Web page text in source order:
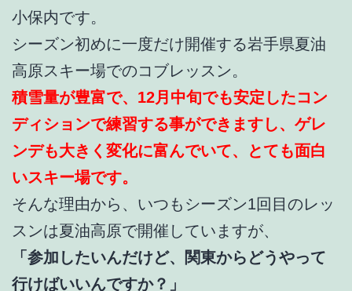
小保内です。
シーズン初めに一度だけ開催する岩手県夏油
高原スキー場でのコブレッスン。
積雪量が豊富で、12月中旬でも安定したコン
ディションで練習する事ができますし、ゲレ
ンデも大きく変化に富んでいて、とても面白
いスキー場です。
そんな理由から、いつもシーズン1回目のレッ
スンは夏油高原で開催していますが、
「参加したいんだけど、関東からどうやって
行けばいいんですか？」